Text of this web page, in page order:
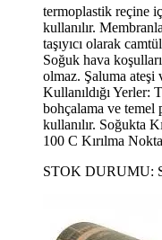
termoplastik reçine
kullanılır.
taşıyıcı olarak
Soğuk hava
olmaz. Şaluma ateşi
Kullanıldığı Yerler:
bohçalama ve temel
kullanılır. Soğukta
100 C Kırılma
STOK DURUMU: